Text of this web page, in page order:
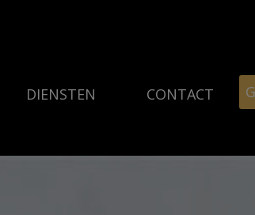
DIENSTEN CONTACT